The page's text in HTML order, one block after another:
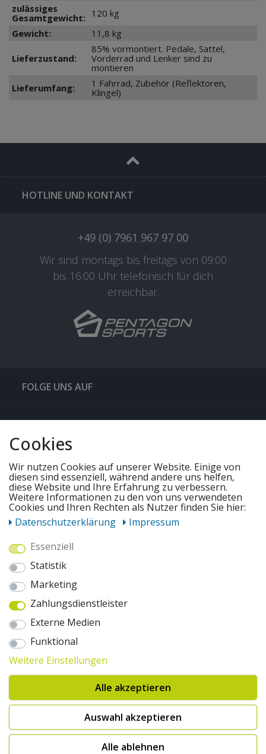
zulässiges
Gesamtgewicht: 120 kg
Gewicht:
11,8 kg
Lieferzustand:
85% vormontiert. Pedale, Sattel,
Vorderrad und Lenker sind zu
montieren
Lieferumfang:
1 Fahrrad, Zubehör (Reflektoren,
Klingel)
HOTLINE UND KONTAKT
+49 (0) 7961 967 97 00
Wir sind montags bis freitags von 09:00
bis 16:00 Uhr telefonisch für dich
erreichbar.
FOLGE UNS AUF
QUICKLINKS & TIPPS
UNSERE ANGEBOTE
WIR VERSENDEN MIT
AUSZEICHNUNGEN & SICHERHEIT
© 2026 pentagonsports.de
Pentagon Sports GmbH & Co. KG
Daten­schutz­erklärung
Hinweise zur Batterieentsorgung
Cookie-Einstellungen ändern
Erklärung zur Barrierefreiheit
* Alle Preise inkl. gesetzlicher Mehrwertsteuer zuzüglich Versandkosten. Die
durchgestrichenen Preise entsprechen der UVP des Herstellers. 1nur bei
Hinweis:("Innerhalb von 24h versandfertig" oder "Sofort verfügbar") |
2Versandkostenfrei nach Deutschland ab € 100,- Bestellwert.
Cookies
Wir nutzen Cookies auf unserer Website. Einige von
diesen sind essenziell, während andere uns helfen,
diese Website und Ihre Erfahrung zu verbessern.
Weitere Informationen zu den von uns verwendeten
Cookies und Ihren Rechten als Nutzer finden Sie hier:
Daten­schutz­erklärung
Impressum
Essenziell
Statistik
Marketing
Zahlungsdienstleister
Externe Medien
Funktional
Weitere Einstellungen
Alle akzeptieren
Auswahl akzeptieren
Alle ablehnen